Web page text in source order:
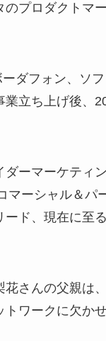
のプロダクトマ
ダフォン、ソ
業立ち上げ後、
ダーマーケティ
マーシャル＆パ
ード、現在に至
花さんの父親は
トワークに欠か